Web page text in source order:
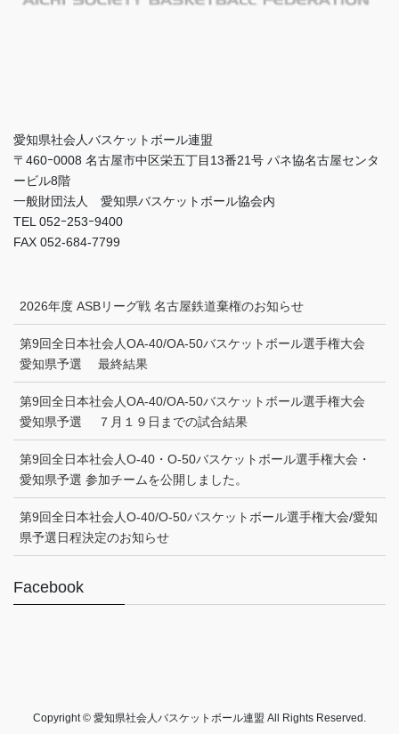
愛知県社会人バスケットボール連盟
〒460ｰ0008 名古屋市中区栄五丁目13番21号 パネ協名古屋センタ
ービル8階
一般財団法人 愛知県バスケットボール協会内
TEL 052ｰ253ｰ9400
FAX 052-684-7799
2026年度 ASBリーグ戦 名古屋鉄道棄権のお知らせ
第9回全日本社会人OA-40/OA-50バスケットボール選手権大会
愛知県予選 最終結果
第9回全日本社会人OA-40/OA-50バスケットボール選手権大会
愛知県予選 ７月１９日までの試合結果
第9回全日本社会人O-40・O-50バスケットボール選手権大会・
愛知県予選 参加チームを公開しました。
第9回全日本社会人O-40/O-50バスケットボール選手権大会/愛知
県予選日程決定のお知らせ
Facebook
Copyright © 愛知県社会人バスケットボール連盟 All Rights Reserved.